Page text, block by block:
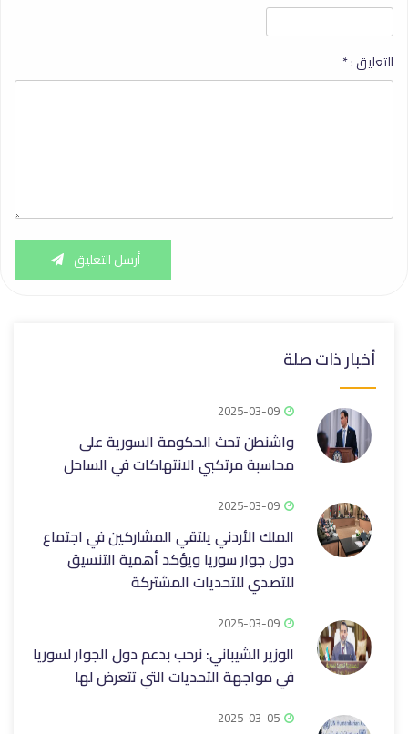
التعليق :*
أرسل التعليق
أخبار ذات صلة
2025-03-09
واشنطن تحث الحكومة السورية على
محاسبة مرتكبي الانتهاكات في الساحل
2025-03-09
الملك الأردني يلتقي المشاركين في اجتماع
دول جوار سوريا ويؤكد أهمية التنسيق
للتصدي للتحديات المشتركة
2025-03-09
الوزير الشيباني: نرحب بدعم دول الجوار لسوريا
في مواجهة التحديات التي تتعرض لها
2025-03-05